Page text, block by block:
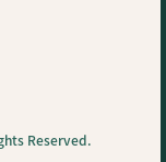
Reserved.